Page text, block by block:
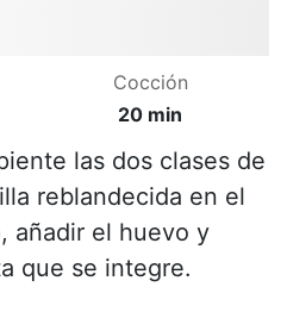
Cocción
20 min
las dos clases de
reblandecida en el
añadir el huevo y
que se integre.